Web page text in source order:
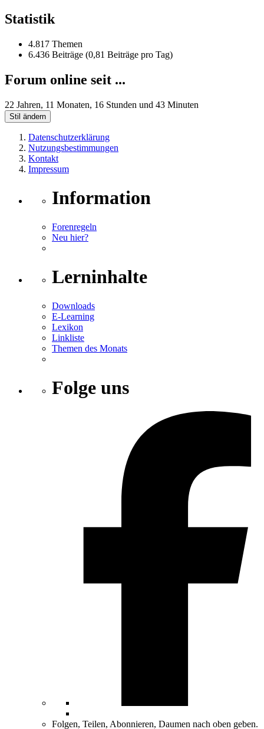
Statistik
4.817 Themen
6.436 Beiträge (0,81 Beiträge pro Tag)
Forum online seit ...
22 Jahren, 11 Monaten, 16 Stunden und 43 Minuten
Stil ändern
Datenschutzerklärung
Nutzungsbestimmungen
Kontakt
Impressum
Information
Forenregeln
Neu hier?
Lerninhalte
Downloads
E-Learning
Lexikon
Linkliste
Themen des Monats
Folge uns
Folgen, Teilen, Abonnieren, Daumen nach oben geben.